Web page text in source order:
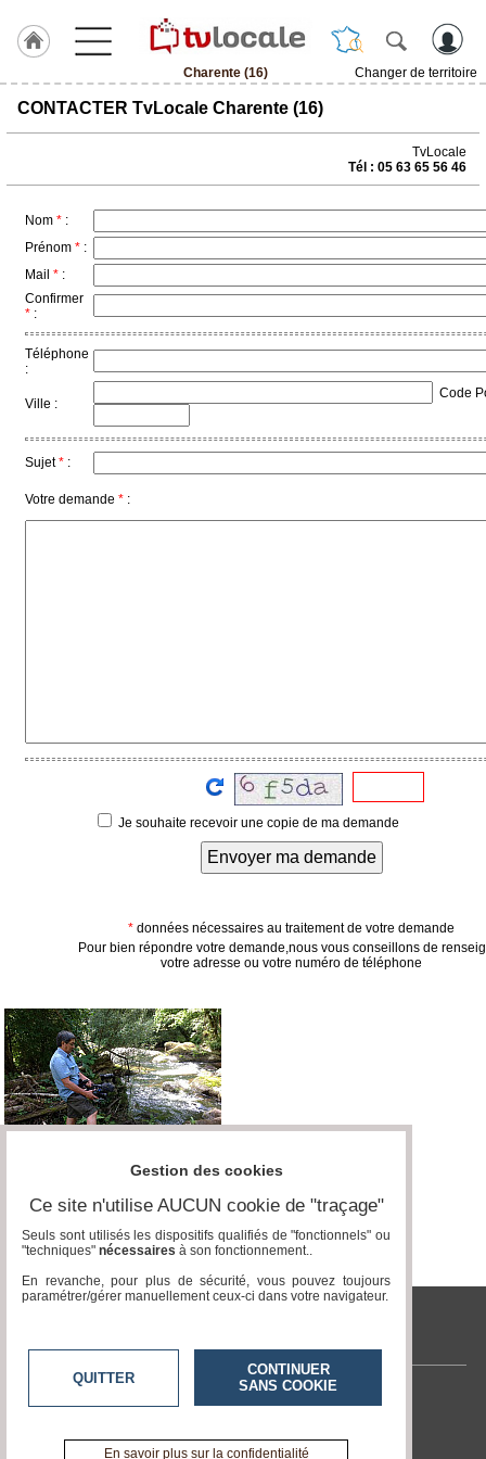
Charente (16)
Changer de territoire
J'adhère
Hulcoq
Charente
France
Accueil
RUBRIQUES
Gazette
Vidéos
Accès
éditeur
CONTACTER TvLocale Charente (16)
TvLocale
Tél : 05 63 65 56 46
Nom * :
Prénom * :
Mail * :
Confirmer
* :
Téléphone
:
Ville :
Code
Sujet* :
Votre demande * :
Je souhaite recevoir une copie de ma demande
Envoyer ma demande
* données nécessaires au traitement de votre demande
Pour bien répondre votre demande,nous vous conseillons de
votre adresse ou votre numéro de téléphone
tvlocale.fr
Contactez-nous
A propos de tvlocale.fr
Gestion des cookies
Ce site n'utilise AUCUN cookie de "traçage"
Seuls sont utilisés les dispositifs qualifiés de "fonctionnels" ou
"techniques" nécessaires à son fonctionnement..
En revanche, pour plus de sécurité, vous pouvez toujours
paramétrer/gérer manuellement ceux-ci dans votre navigateur.
QUITTER
CONTINUER
SANS COOKIE
En savoir plus sur la confidentialité